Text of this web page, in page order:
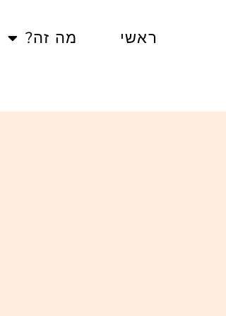
ראשי מה זה?